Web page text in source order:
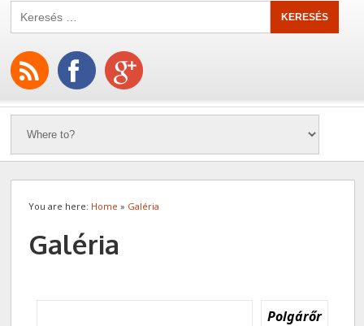
You are here: Home » Galéria
Galéria
Polgárőr